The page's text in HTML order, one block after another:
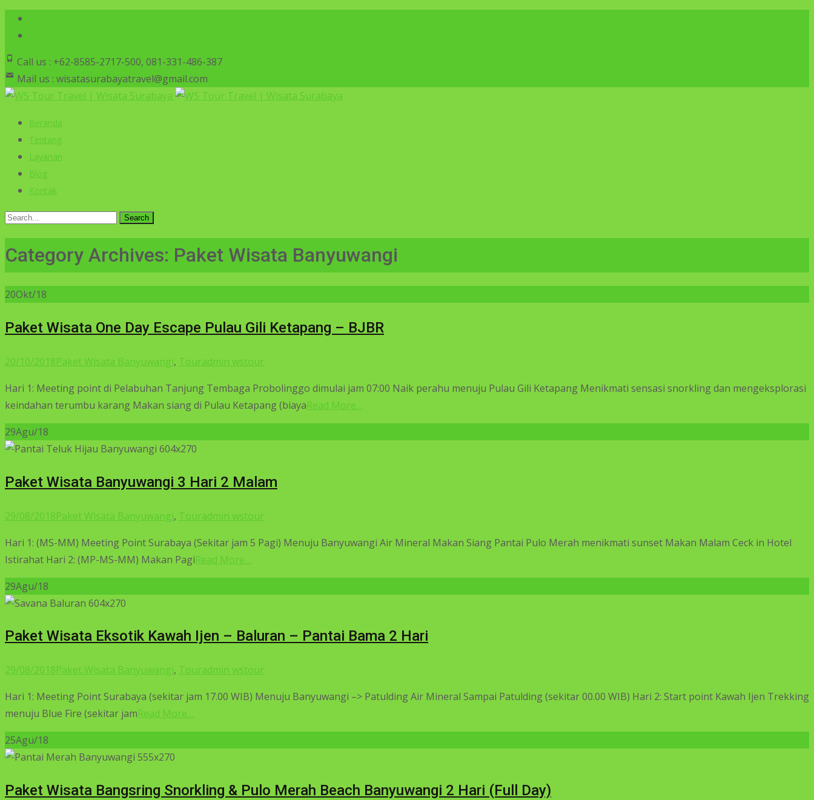
Call us : +62-8585-2717-500, 081-331-486-387
Mail us : wisatasurabayatravel@gmail.com
Beranda
Tentang
Layanan
Blog
Kontak
Category Archives: Paket Wisata Banyuwangi
20Okt/18
Paket Wisata One Day Escape Pulau Gili Ketapang – BJBR
20/10/2018Paket Wisata Banyuwangi, Touradmin wstour
Hari 1: Meeting point di Pelabuhan Tanjung Tembaga Probolinggo dimulai jam 07:00 Naik perahu menuju Pulau Gili Ketapang Menikmati sensasi snorkling dan mengeksplorasi
keindahan terumbu karang Makan siang di Pulau Ketapang (biayaRead More…
29Agu/18
Paket Wisata Banyuwangi 3 Hari 2 Malam
29/08/2018Paket Wisata Banyuwangi, Touradmin wstour
Hari 1: (MS-MM) Meeting Point Surabaya (Sekitar jam 5 Pagi) Menuju Banyuwangi Air Mineral Makan Siang Pantai Pulo Merah menikmati sunset Makan Malam Ceck in Hotel
Istirahat Hari 2: (MP-MS-MM) Makan PagiRead More…
29Agu/18
Paket Wisata Eksotik Kawah Ijen – Baluran – Pantai Bama 2 Hari
29/08/2018Paket Wisata Banyuwangi, Touradmin wstour
Hari 1: Meeting Point Surabaya (sekitar jam 17.00 WIB) Menuju Banyuwangi –> Patulding Air Mineral Sampai Patulding (sekitar 00.00 WIB) Hari 2: Start point Kawah Ijen Trekking
menuju Blue Fire (sekitar jamRead More…
25Agu/18
Paket Wisata Bangsring Snorkling & Pulo Merah Beach Banyuwangi 2 Hari (Full Day)